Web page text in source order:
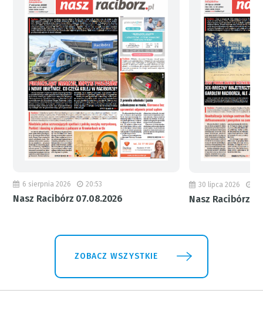
6 sierpnia 2026 20:53
Nasz Racibórz 07.08.2026
30 lipca 2026
Nasz Racibórz
ZOBACZ WSZYSTKIE